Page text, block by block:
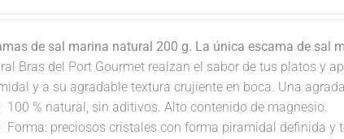
de sal marina natural 200 g. La única escama de sal
Bras del Port Gourmet realzan el sabor de tus platos y
y a su agradable textura crujiente en boca. Una
100 % natural, sin aditivos. Alto contenido de magnesio.
Forma: preciosos cristales con forma piramidal definida y